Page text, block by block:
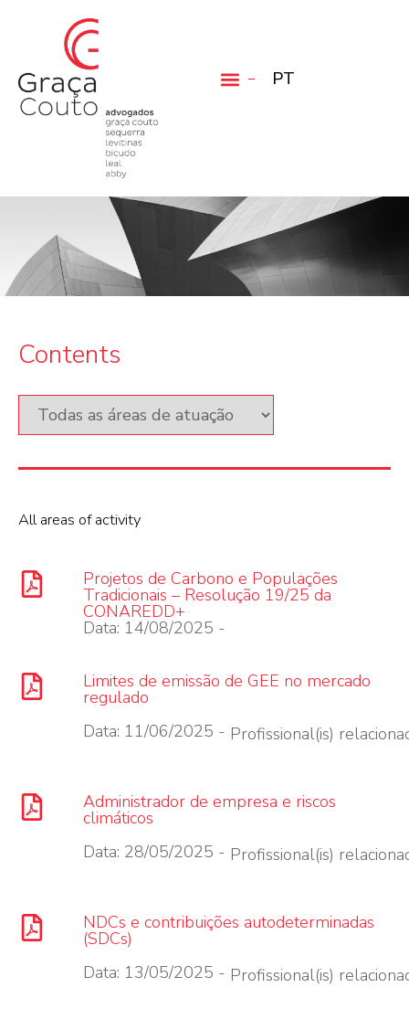
PT
Contents
All areas of activity
Projetos de Carbono e Populações
Tradicionais – Resolução 19/25 da
CONAREDD+
Data: 14/08/2025 -
Limites de emissão de GEE no mercado
regulado
Data: 11/06/2025 - Profissional(is)
Administrador de empresa e riscos
climáticos
Data: 28/05/2025 - Profissional(is)
NDCs e contribuições autodeterminadas
(SDCs)
Data: 13/05/2025 - Profissional(is)